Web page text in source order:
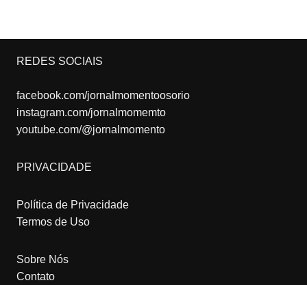
REDES SOCIAIS
facebook.com/jornalmomentoosorio
instagram.com/jornalmomemto
youtube.com/@jornalmomento
PRIVACIDADE
Política de Privacidade
Termos de Uso
Sobre Nós
Contato